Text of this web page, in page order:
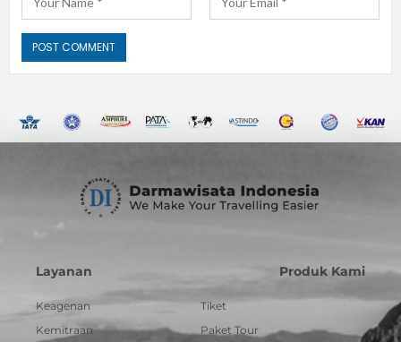
Layanan
Keagenan
Kemitraan
Produk Kami
Tiket
Paket Tour